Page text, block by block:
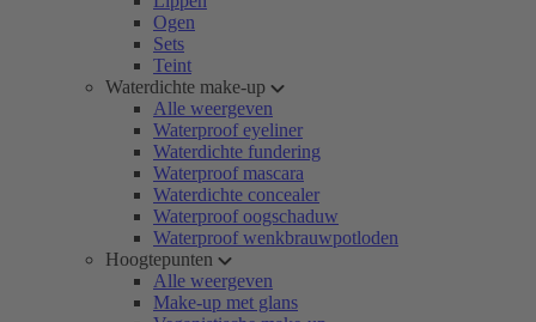
Ogen
Sets
Teint
Waterdichte make-up
Alle weergeven
Waterproof eyeliner
Waterdichte fundering
Waterproof mascara
Waterdichte concealer
Waterproof oogschaduw
Waterproof wenkbrauwpotloden
Hoogtepunten
Alle weergeven
Make-up met glans